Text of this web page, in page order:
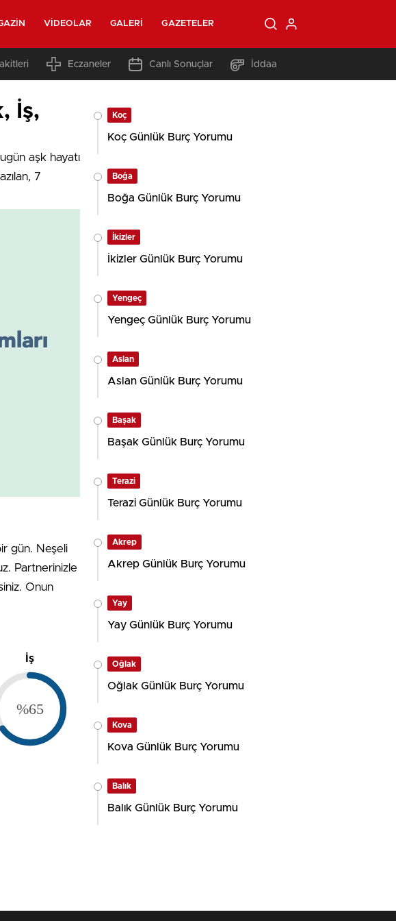
VIDEOLAR GALERI GAZETELER
Eczaneler Canlı Sonuçlar İddaa
İş,
aşk hayatı
7
gün. Neşeli
Partnerinizle
Onun
İş
%65
Koç
Koç Günlük Burç Yorumu
Boğa
Boğa Günlük Burç Yorumu
İkizler
İkizler Günlük Burç Yorumu
Yengeç
Yengeç Günlük Burç Yorumu
Aslan
Aslan Günlük Burç Yorumu
Başak
Başak Günlük Burç Yorumu
Terazi
Terazi Günlük Burç Yorumu
Akrep
Akrep Günlük Burç Yorumu
Yay
Yay Günlük Burç Yorumu
Oğlak
Oğlak Günlük Burç Yorumu
Kova
Kova Günlük Burç Yorumu
Balık
Balık Günlük Burç Yorumu